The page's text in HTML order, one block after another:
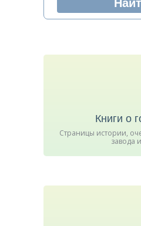
Книги о
Страницы истории,
завода